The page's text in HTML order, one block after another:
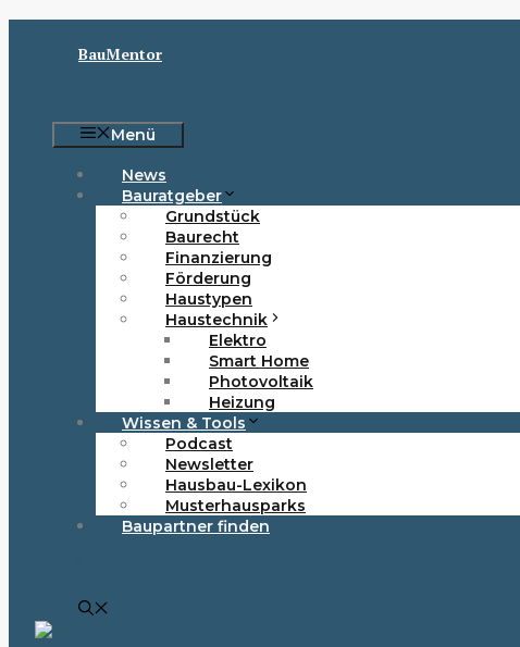
BauMentor
Menü
News
Bauratgeber
Grundstück
Baurecht
Finanzierung
Förderung
Haustypen
Haustechnik
Elektro
Smart Home
Photovoltaik
Heizung
Wissen & Tools
Podcast
Newsletter
Hausbau-Lexikon
Musterhausparks
Baupartner finden